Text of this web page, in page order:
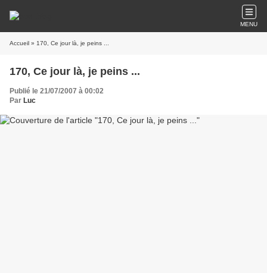
MENU
Accueil » 170, Ce jour là, je peins ...
170, Ce jour là, je peins ...
Publié le 21/07/2007 à 00:02
Par Luc